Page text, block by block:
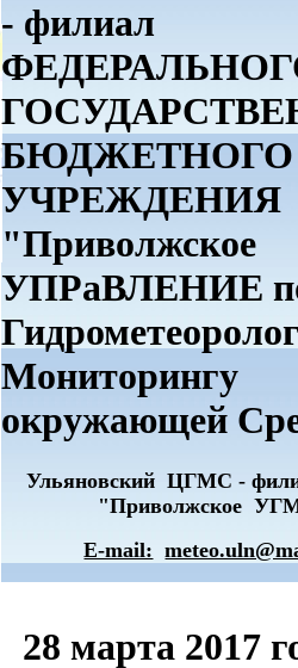
- филиал
БЮДЖЕТНОГО
УЧРЕЖДЕНИЯ
"Приволжское
УПРаВЛЕНИЕ
Мониторингу
окружающей
Ульяновский ЦГМС -
"Приволжское
E-mail:
28 марта 2017